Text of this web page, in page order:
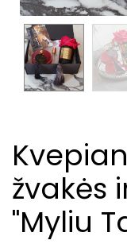
žvakės
"Myliu